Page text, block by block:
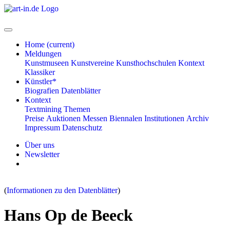
Home (current)
Meldungen
Kunstmuseen Kunstvereine Kunsthochschulen Kontext
Klassiker
Künstler*
Biografien Datenblätter
Kontext
Textmining Themen
Preise Auktionen Messen Biennalen Institutionen Archiv
Impressum Datenschutz
Über uns
Newsletter
(Informationen zu den Datenblätter)
Hans Op de Beeck